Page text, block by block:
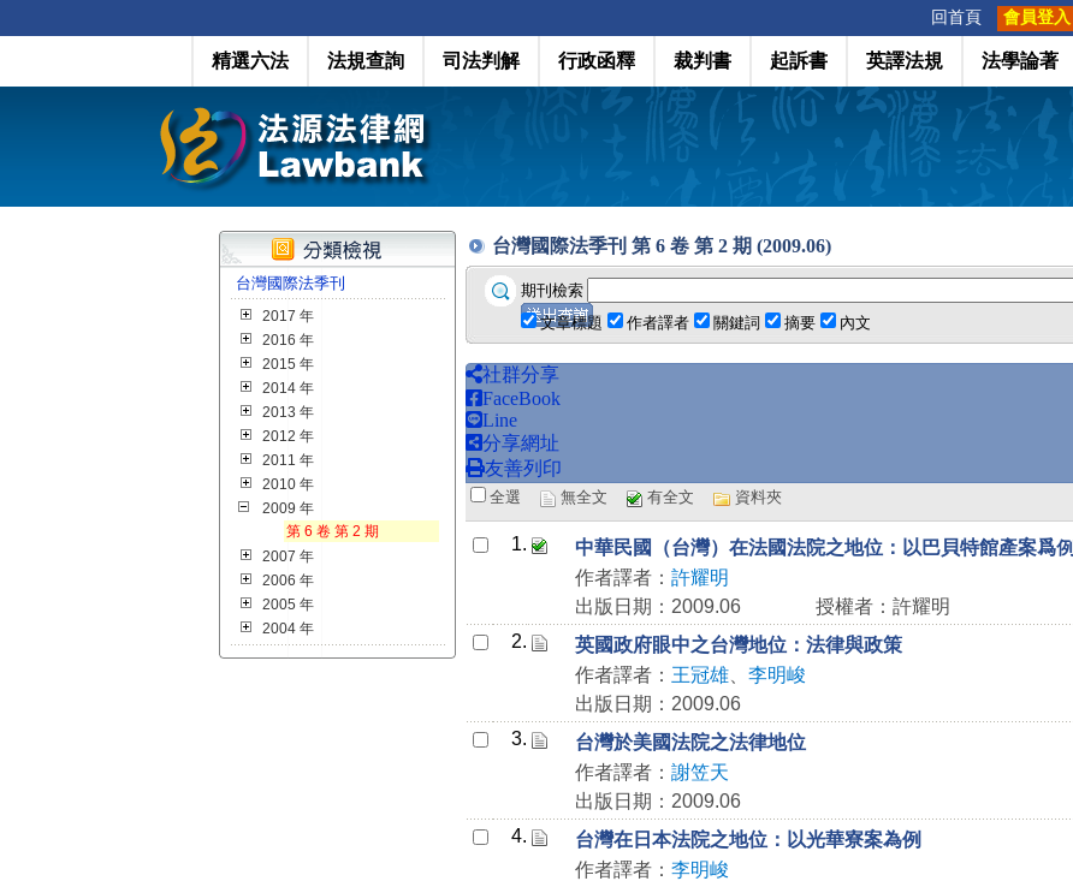
回首頁 會員登入
精選六法 法規查詢 司法判解 行政函釋 裁判書 起訴書 英譯法規 法學論著
台灣國際法季刊
2017 年
2016 年
2015 年
2014 年
2013 年
2012 年
2011 年
2010 年
2009 年
第 6 卷 第 2 期
2007 年
2006 年
2005 年
2004 年
台灣國際法季刊 第 6 卷 第 2 期 (2009.06)
期刊檢索
文章標題
作者譯者 關鍵詞 摘要 內文
社群分享
FaceBook
Line
分享網址
友善列印
全選 無全文 有全文 資料夾
1.
中華民國（台灣）在法國法院之地位：以巴貝特館產案爲例
作者譯者： 許耀明
出版日期：2009.06
授權者：許耀明
2.
英國政府眼中之台灣地位：法律與政策
作者譯者： 王冠雄、 李明峻
出版日期：2009.06
3.
台灣於美國法院之法律地位
作者譯者： 謝笠天
出版日期：2009.06
4.
台灣在日本法院之地位：以光華寮案為例
作者譯者： 李明峻